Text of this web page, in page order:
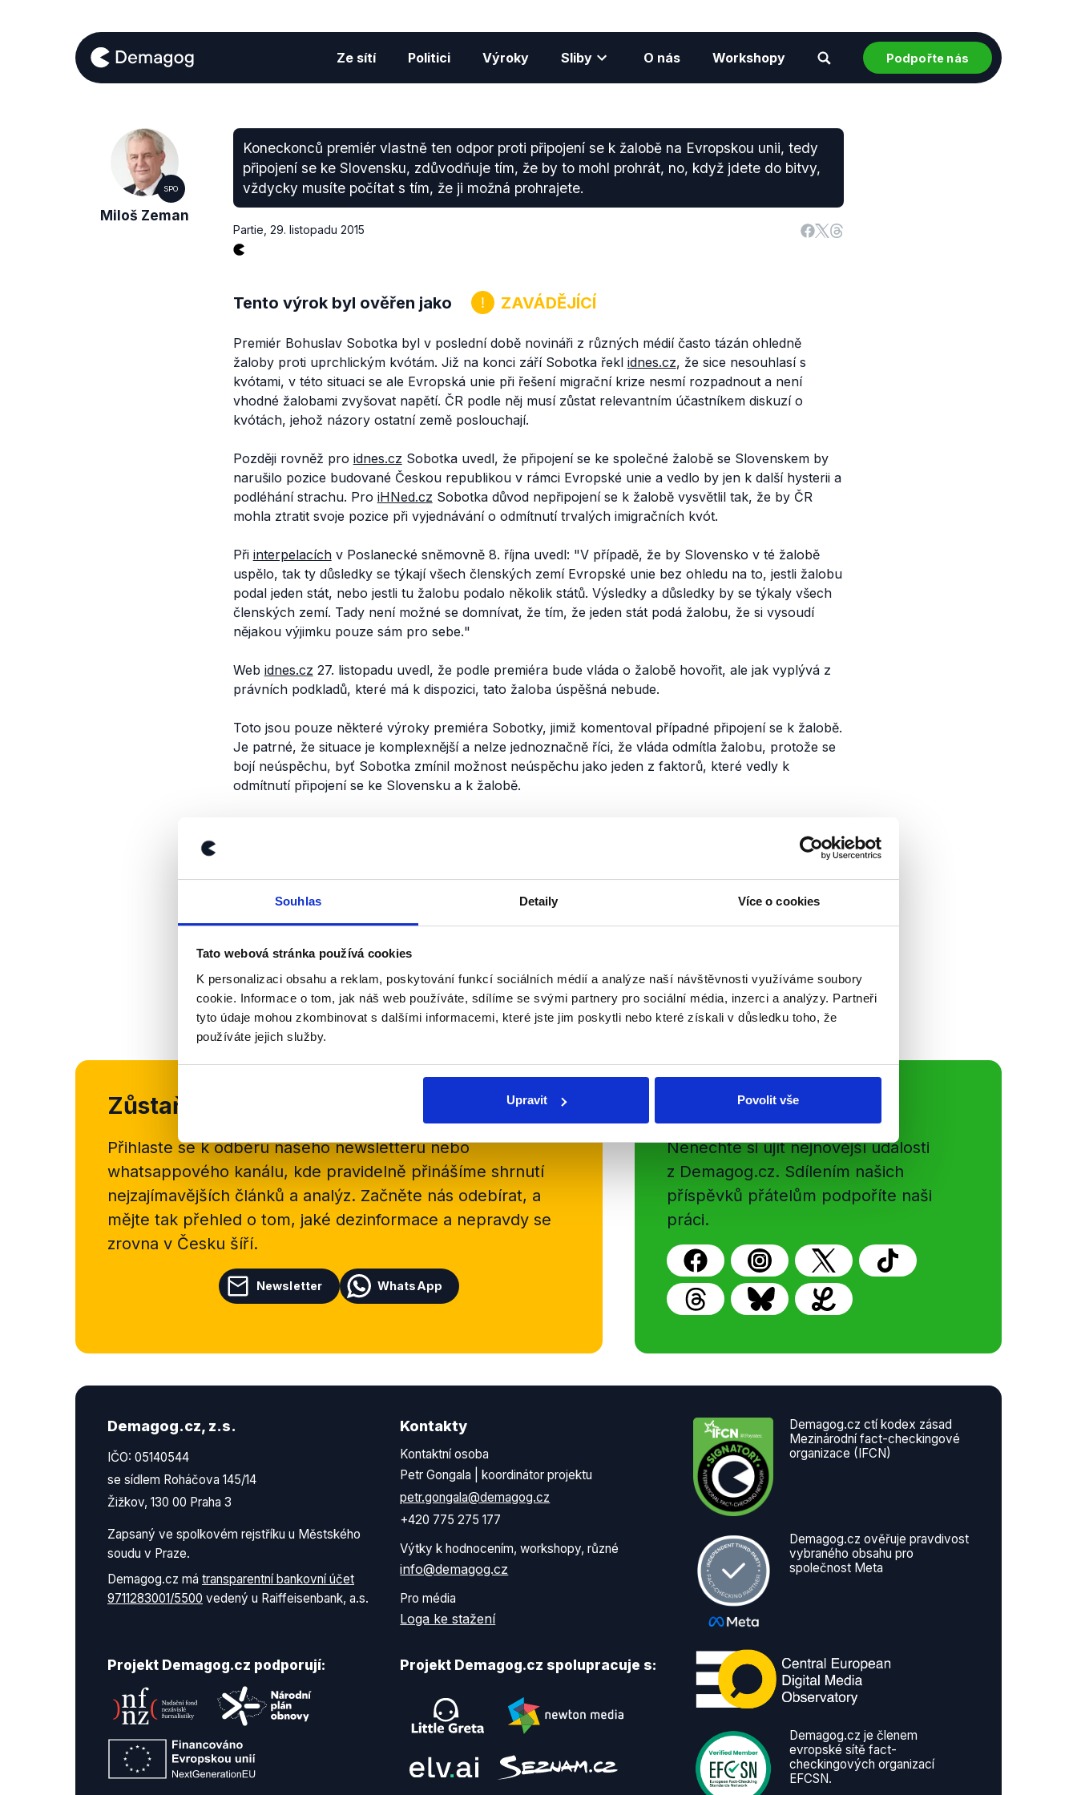
Souhlas Detaily Více o cookies
Tato webová stránka používá cookies
K personalizaci obsahu a reklam, poskytování funkcí sociálních médií a analýze naší návštěvnosti využíváme soubory
cookie. Informace o tom, jak náš web používáte, sdílíme se svými partnery pro sociální média, inzerci a analýzy. Partneři
tyto údaje mohou zkombinovat s dalšími informacemi, které jste jim poskytli nebo které získali v důsledku toho, že
používáte jejich služby.
Upravit Povolit vše
Ze sítí Politici Výroky Sliby O nás Workshopy Podpořte nás
SPO
Miloš Zeman
Koneckonců premiér vlastně ten odpor proti připojení se k žalobě na Evropskou unii, tedy
připojení se ke Slovensku, zdůvodňuje tím, že by to mohl prohrát, no, když jdete do bitvy,
vždycky musíte počítat s tím, že ji možná prohrajete.
Partie 29. listopadu 2015
Tento výrok byl ověřen jako ZAVÁDĚJÍCÍ
Premiér Bohuslav Sobotka byl v poslední době novináři z různých médií často tázán ohledně
žaloby proti uprchlickým kvótám. Již na konci září Sobotka řekl idnes.cz, že sice nesouhlasí s
kvótami, v této situaci se ale Evropská unie při řešení migrační krize nesmí rozpadnout a není
vhodné žalobami zvyšovat napětí. ČR podle něj musí zůstat relevantním účastníkem diskuzí o
kvótách, jehož názory ostatní země poslouchají.
Později rovněž pro idnes.cz Sobotka uvedl, že připojení se ke společné žalobě se Slovenskem by
narušilo pozice budované Českou republikou v rámci Evropské unie a vedlo by jen k další hysterii a
podléhání strachu. Pro iHNed.cz Sobotka důvod nepřipojení se k žalobě vysvětlil tak, že by ČR
mohla ztratit svoje pozice při vyjednávání o odmítnutí trvalých imigračních kvót.
Při interpelacíchv Poslanecké sněmovně 8. října uvedl: "V případě, že by Slovensko v té žalobě
uspělo, tak ty důsledky se týkají všech členských zemí Evropské unie bez ohledu na to, jestli žalobu
podal jeden stát, nebo jestli tu žalobu podalo několik států. Výsledky a důsledky by se týkaly všech
členských zemí. Tady není možné se domnívat, že tím, že jeden stát podá žalobu, že si vysoudí
nějakou výjimku pouze sám pro sebe."
Web idnes.cz 27. listopadu uvedl, že podle premiéra bude vláda o žalobě hovořit, ale jak vyplývá z
právních podkladů, které má k dispozici, tato žaloba úspěšná nebude.
Toto jsou pouze některé výroky premiéra Sobotky, jimiž komentoval případné připojení se k žalobě.
Je patrné, že situace je komplexnější a nelze jednoznačně říci, že vláda odmítla žalobu, protože se
bojí neúspěchu, byť Sobotka zmínil možnost neúspěchu jako jeden z faktorů, které vedly k
odmítnutí připojení se ke Slovensku a k žalobě.
OVĚŘENO
29. listopadu 2015
Prezident Miloš Zeman byl exkluzivním hostem
krizí. Šlo např. o situaci v Sýrii, bezpečnost...
Číst dál
Zůstaňme v kontaktu
Přihlaste se k odběru našehonewsletteru nebo
whatsappového kanálu, kde pravidelně přinášíme shrnutí
nejzajímavějších článků a analýz. Začněte nás odebírat, a
mějte tak přehled o tom, jaké dezinformace a nepravdy se
zrovna v Česku šíří.
Newsletter WhatsApp
Sociální sítě
Nenechte si ujít nejnovější události
z Demagog.cz. Sdílením našich
příspěvků přátelům podpoříte naši
práci.
Demagog.cz, z.s.
IČO: 05140544
se sídlem Roháčova 145/14
Žižkov, 130 00 Praha 3
Zapsaný ve spolkovém rejstříku u Městského
soudu v Praze.
Demagog.cz má transparentní bankovní účet
9711283001/5500 vedený u Raiffeisenbank, a.s.
Kontakty
Kontaktní osoba
Petr Gongala | koordinátor projektu
petr.gongala@demagog.cz
+420 775 275 177
Výtky k hodnocením, workshopy, různé
info@demagog.cz
Pro média
Loga ke stažení
Projekt Demagog.cz podporují: Projekt Demagog.cz spolupracuje s:
Demagog.cz ctí kodex zásad
Mezinárodní fact-checkingové
organizace (IFCN)
Demagog.cz ověřuje pravdivost
vybraného obsahu pro
společnost Meta
Demagog.cz je členem
evropské sítě fact-
checkingových organizací
EFCSN.